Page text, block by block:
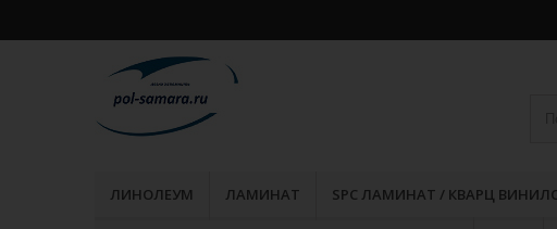
ЛИНОЛЕУМ ЛАМИНАТ SPC ЛАМИНАТ / КВАРЦ